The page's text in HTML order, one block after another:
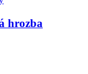
hrozba